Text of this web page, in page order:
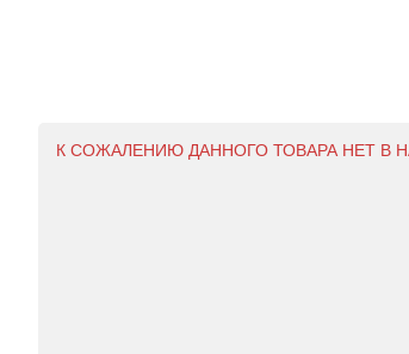
К СОЖАЛЕНИЮ ДАННОГО ТОВАРА НЕТ В